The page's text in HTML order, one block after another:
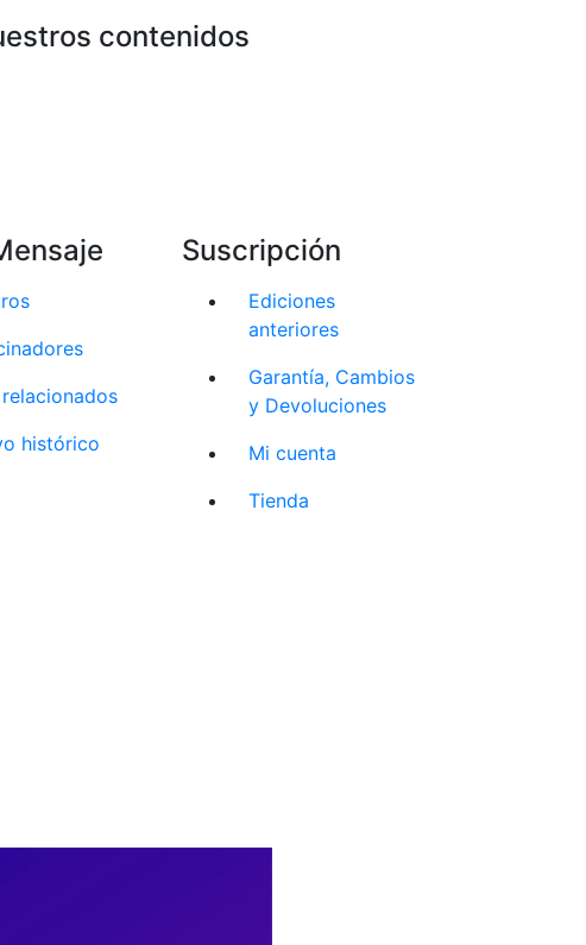
contenidos
histórico
Suscripción
Ediciones
anteriores
Garantía, Cambios
y Devoluciones
Mi cuenta
Tienda